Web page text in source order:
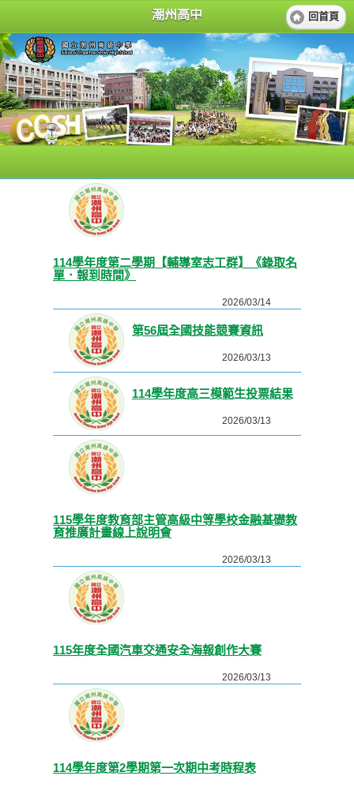
潮州高中 回首頁
114學年度第二學期【輔導室志工群】《錄取名
單．報到時間》
2026/03/14
第56屆全國技能競賽資訊
2026/03/13
114學年度高三模範生投票結果
2026/03/13
115學年度教育部主管高級中等學校金融基礎教
育推廣計畫線上說明會
2026/03/13
115年度全國汽車交通安全海報創作大賽
2026/03/13
114學年度第2學期第一次期中考時程表